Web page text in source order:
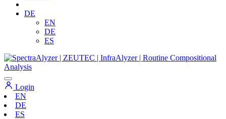
DE
EN
DE
ES
Login
EN
DE
ES